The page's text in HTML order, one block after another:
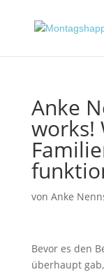
Anke
works!
von Anke
Bevor es den
überhaupt